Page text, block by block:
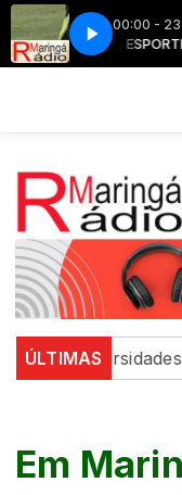
00:00 -
MÚSICA,
ÚLTIMAS Na
Em